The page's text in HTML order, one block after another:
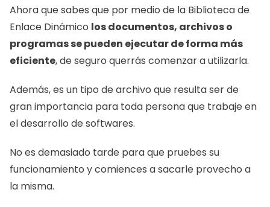
Ahora que sabes que por medio de la Biblioteca de
Enlace Dinámico los documentos, archivos o
programas se pueden ejecutar de forma más
eficiente, de seguro querrás comenzar a utilizarla.
Además, es un tipo de archivo que resulta ser de
gran importancia para toda persona que trabaje en
el desarrollo de softwares.
No es demasiado tarde para que pruebes su
funcionamiento y comiences a sacarle provecho a
la misma.